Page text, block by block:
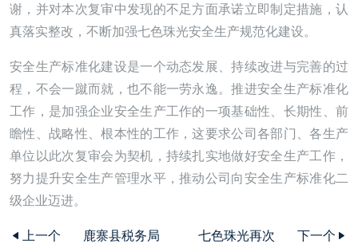
谢，并对本次复审中发现的不足方面承诺立即制定措施，认
真落实整改，不断加强七色珠光安全生产规范化建设。
安全生产标准化建设是一个动态发展、持续改进与完善的过
程，不会一蹴而就，也不能一劳永逸。推进安全生产标准化
工作，是加强企业安全生产工作的一项基础性、长期性、前
瞻性、战略性、根本性的工作，这要求公司各部门、各生产
单位以此次复审会为契机，持续扎实地做好安全生产工作，
努力提升安全生产管理水平，推动公司向安全生产标准化二
级企业迈进。
上一个
鹿寨县税务局
七色珠光再次
下一个